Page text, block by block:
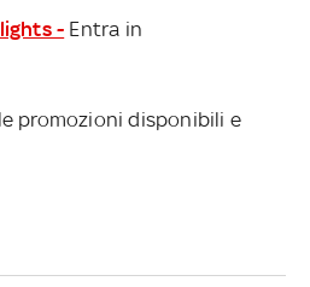
- Entra in
promozioni disponibili e